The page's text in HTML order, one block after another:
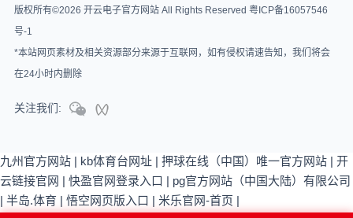
版权所有©2026 开云电子官方网站 All Rights Reserved 粤ICP备16057546
号-1
*本站网页素材及相关资源部分来源于互联网，如有侵权请速告知，我们将会
在24小时内删除
关注我们:
九州官方网站 kb体育台网址 押球在线（中国）唯一官方网站
开
云链接官网
快盈官网登录入口
pg官方网站（中国大陆）有限公司
半岛.体育 悟空网页版入口 米乐官网-首页